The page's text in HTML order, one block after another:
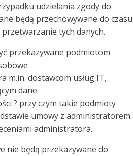
udzielania zgody do
będą przechowywane do czasu
tych danych.
przekazywane podmiotom
m.in. dostawcom usług IT,
dane
? przy czym takie podmioty
umowy z administratorem
administratora.
nie będą przekazywane do